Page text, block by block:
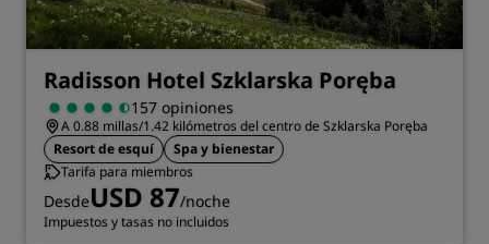
Radisson Hotel Szklarska Poręba
157 opiniones
A 0.88 millas/1.42 kilómetros del centro de Szklarska Poręba
Resort de esquí
Spa y bienestar
Tarifa para miembros
DesdeUSD 87/noche
Impuestos y tasas no incluidos